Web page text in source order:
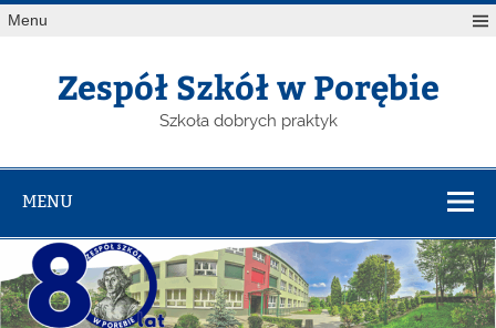
Menu
Zespół Szkół w Porębie
Szkoła dobrych praktyk
MENU